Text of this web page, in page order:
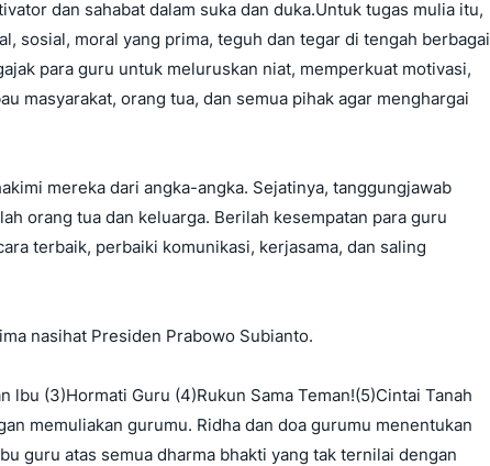
dan sahabat dalam suka dan duka.Untuk tugas mulia itu,
sosial, moral yang prima, teguh dan tegar di tengah berbagai
para guru untuk meluruskan niat, memperkuat motivasi,
masyarakat, orang tua, dan semua pihak agar menghargai
mereka dari angka-angka. Sejatinya, tanggungjawab
orang tua dan keluarga. Berilah kesempatan para guru
terbaik, perbaiki komunikasi, kerjasama, dan saling
nasihat Presiden Prabowo Subianto.
lbu (3)Hormati Guru (4)Rukun Sama Teman!(5)Cintai Tanah
memuliakan gurumu. Ridha dan doa gurumu menentukan
guru atas semua dharma bhakti yang tak ternilai dengan